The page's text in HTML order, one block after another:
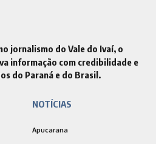
jornalismo do Vale do Ivaí, o
informação com credibilidade e
do Paraná e do Brasil.
NOTÍCIAS
Apucarana